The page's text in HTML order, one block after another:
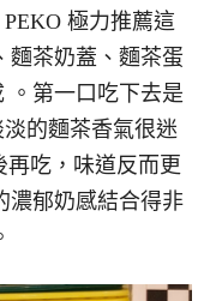
極力推薦這
麵茶奶蓋、麵茶蛋
。第一口吃下去是
的麵茶香氣很迷
再吃，味道反而更
濃郁奶感結合得非